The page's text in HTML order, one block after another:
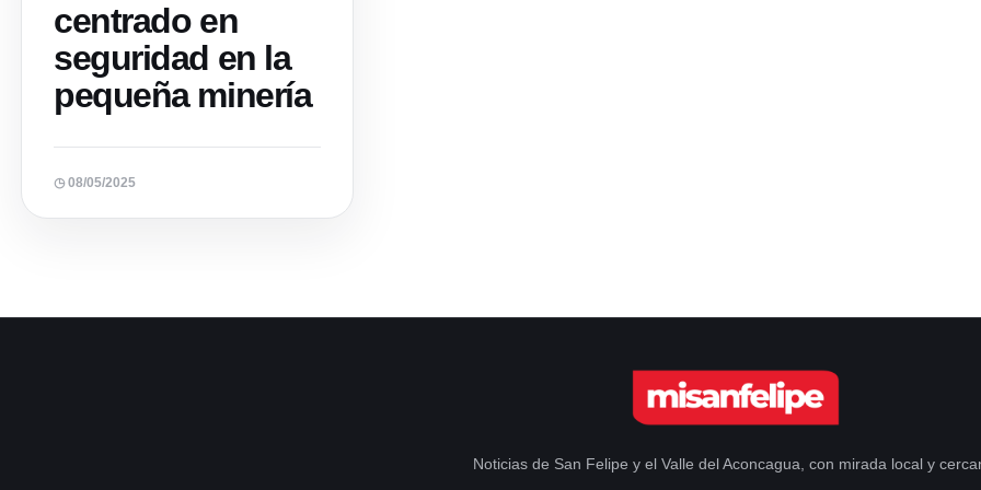
centrado en
seguridad en la
pequeña minería
◷ 08/05/2025
Noticias de San Felipe y el Valle del Aconcagua, con mirada local y